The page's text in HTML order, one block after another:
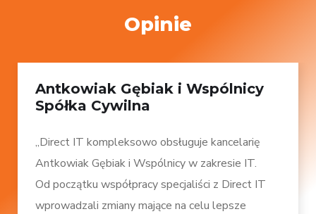
Opinie
Antkowiak Gębiak i Wspólnicy
Spółka Cywilna
„Direct IT kompleksowo obsługuje kancelarię
Antkowiak Gębiak i Wspólnicy w zakresie IT.
Od początku współpracy specjaliści z Direct IT
wprowadzali zmiany mające na celu lepsze